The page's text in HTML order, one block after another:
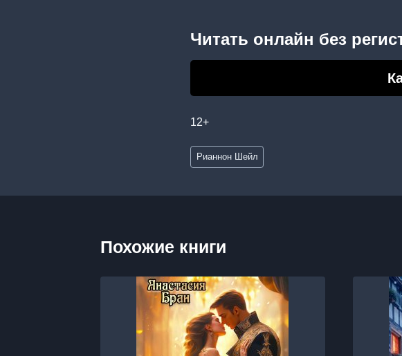
Читать онлайн без
12+
Метки
записи:
Рианнон Шейл
Похожие книги